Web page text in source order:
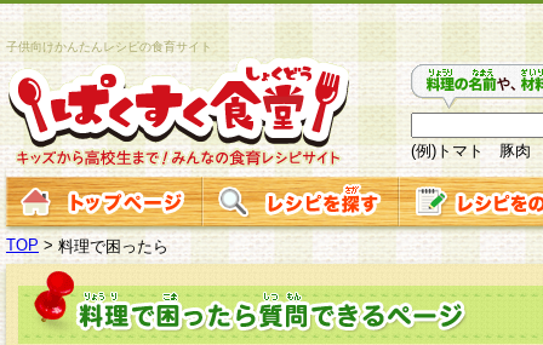
子供向けかんたんレシピの食育サイト
(例)トマト 豚肉
TOP >料理で困ったら